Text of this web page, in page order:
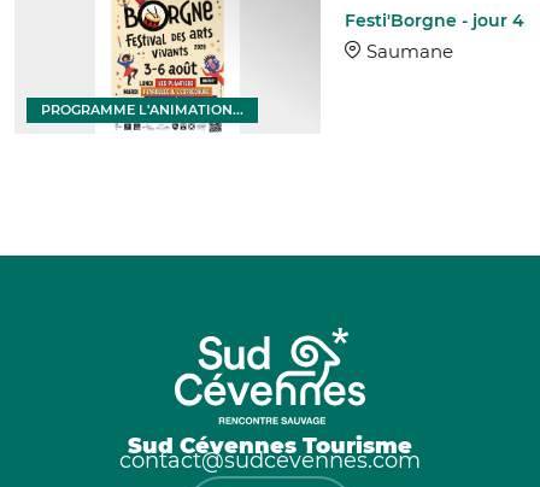
Festi'Borgne - jour 4
Saumane
PROGRAMME L'ANIMATION...
Sud Cévennes Tourisme
contact@sudcevennes.com